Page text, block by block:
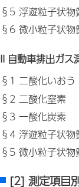
§5 浮遊粒子状物
§6 微小粒子状物
II 自動車排出ガス
§1 二酸化いおう
§2 二酸化窒素
§3 一酸化炭素
§4 浮遊粒子状物
§5 微小粒子状物
[2] 測定項目